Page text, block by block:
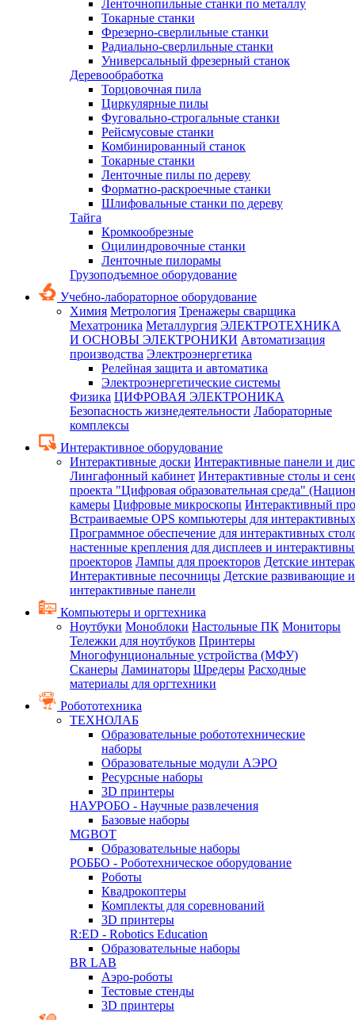
Ленточнопильные станки по металлу
Токарные станки
Фрезерно-сверлильные станки
Радиально-сверлильные станки
Универсальный фрезерный станок
Деревообработка
Торцовочная пила
Циркулярные пилы
Фуговально-строгальные станки
Рейсмусовые станки
Комбинированный станок
Токарные станки
Ленточные пилы по дереву
Форматно-раскроечные станки
Шлифовальные станки по дереву
Тайга
Кромкообрезные
Оцилиндровочные станки
Ленточные пилорамы
Грузоподъемное оборудование
Учебно-лабораторное оборудование
Химия Метрология Тренажеры сварщика
Мехатроника Металлургия ЭЛЕКТРОТЕХНИКА
И ОСНОВЫ ЭЛЕКТРОНИКИ Автоматизация
производства Электроэнергетика
Релейная защита и автоматика
Электроэнергетические системы
Физика ЦИФРОВАЯ ЭЛЕКТРОНИКА
Безопасность жизнедеятельности Лабораторные
комплексы
Интерактивное оборудование
Интерактивные доски Интерактивные панели и
Лингафонный кабинет Интерактивные столы и
проекта "Цифровая образовательная среда"
камеры Цифровые микроскопы Интерактивный
Встраиваемые OPS компьютеры для
Программное обеспечение для интерактивных
настенные крепления для дисплеев и
проекторов Лампы для проекторов Детские
Интерактивные песочницы Детские развивающие
интерактивные панели
Компьютеры и оргтехника
Ноутбуки Моноблоки Настольные ПК Мониторы
Тележки для ноутбуков Принтеры
Многофунциональные устройства (МФУ)
Сканеры Ламинаторы Шредеры Расходные
материалы для оргтехники
Робототехника
ТЕХНОЛАБ
Образовательные робототехнические
наборы
Образовательные модули АЭРО
Ресурсные наборы
3D принтеры
НАУРОБО - Научные развлечения
Базовые наборы
MGBOT
Образовательные наборы
РОББО - Роботехническое оборудование
Роботы
Квадрокоптеры
Комплекты для соревнований
3D принтеры
R:ED - Robotics Education
Образовательные наборы
BR LAB
Аэро-роботы
Тестовые стенды
3D принтеры